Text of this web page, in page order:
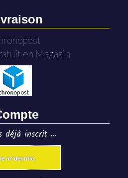
en Magasin
déjà inscrit ...
m'identifie